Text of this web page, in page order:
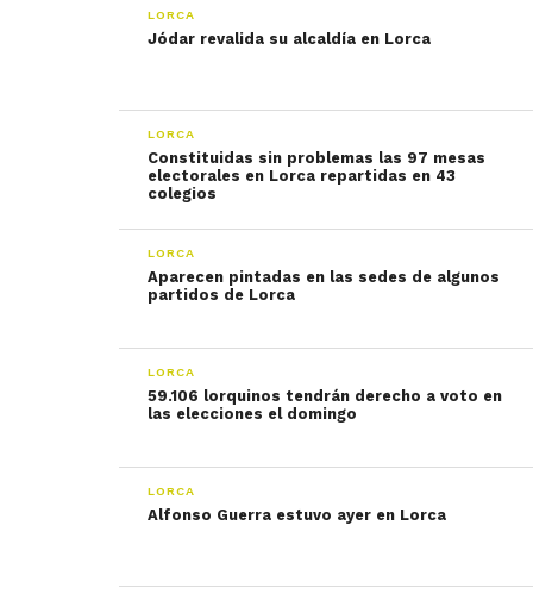
LORCA
Jódar revalida su alcaldía en Lorca
LORCA
Constituidas sin problemas las 97 mesas
electorales en Lorca repartidas en 43
colegios
LORCA
Aparecen pintadas en las sedes de algunos
partidos de Lorca
LORCA
59.106 lorquinos tendrán derecho a voto en
las elecciones el domingo
LORCA
Alfonso Guerra estuvo ayer en Lorca